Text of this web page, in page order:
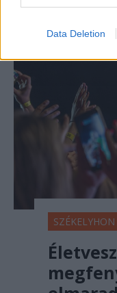
Data Deletion
SZÉKELYHON